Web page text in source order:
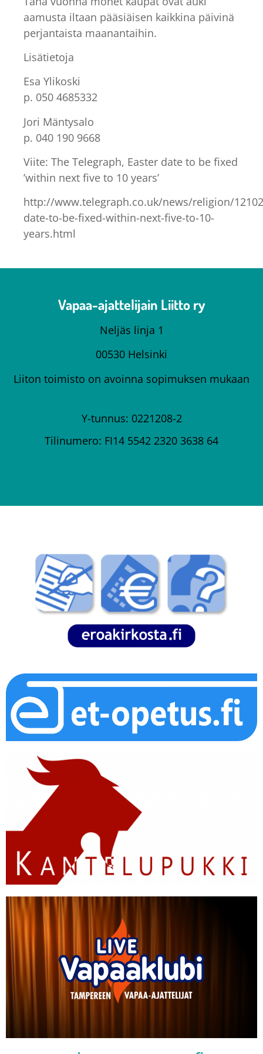
aamusta iltaan pääsiäisen kaikkina päivinä
perjantaista maanantaihin.
Lisätietoja
Esa Ylikoski
p. 050 4685332
Jori Mäntysalo
p. 040 190 9668
Viite: The Telegraph, Easter date to be fixed
’within next five to 10 years’
http://www.telegraph.co.uk/news/religion/
date-to-be-fixed-within-next-five-to-10-
years.html
Vapaa-ajattelijain Liitto ry
Neljäs linja 1
00530 Helsinki
Liiton toimisto on avoinna sopimuksen mukaan
Y-tunnus: 0221208-2
Tilinumero: FI14 5542 2320 3638 64